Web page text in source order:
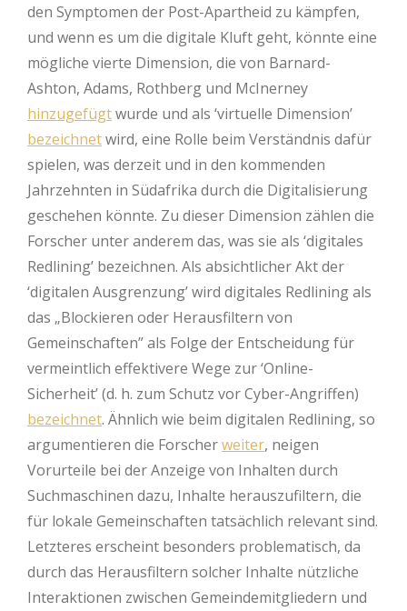
den Symptomen der Post-Apartheid zu kämpfen,
und wenn es um die digitale Kluft geht, könnte eine
mögliche vierte Dimension, die von Barnard-
Ashton, Adams, Rothberg und McInerney
hinzugefügtwurde und als ‘virtuelle Dimension’
bezeichnetwird, eine Rolle beim Verständnis dafür
spielen, was derzeit und in den kommenden
Jahrzehnten in Südafrika durch die Digitalisierung
geschehen könnte. Zu dieser Dimension zählen die
Forscher unter anderem das, was sie als ‘digitales
Redlining’ bezeichnen. Als absichtlicher Akt der
‘digitalen Ausgrenzung’ wird digitales Redlining als
das „Blockieren oder Herausfiltern von
Gemeinschaften” als Folge der Entscheidung für
vermeintlich effektivere Wege zur ‘Online-
Sicherheit’ (d. h. zum Schutz vor Cyber-Angriffen)
bezeichnet. Ähnlich wie beim digitalen Redlining, so
argumentieren die Forscherweiter, neigen
Vorurteile bei der Anzeige von Inhalten durch
Suchmaschinen dazu, Inhalte herauszufiltern, die
für lokale Gemeinschaften tatsächlich relevant sind.
Letzteres erscheint besonders problematisch, da
durch das Herausfiltern solcher Inhalte nützliche
Interaktionen zwischen Gemeindemitgliedern und